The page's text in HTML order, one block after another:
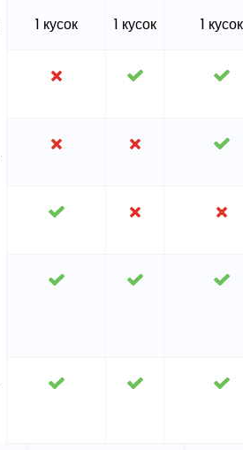
1 кусок 1 кусок 1 кусок